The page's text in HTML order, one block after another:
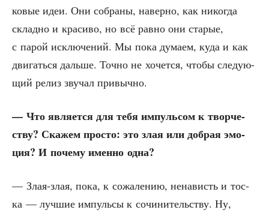
ко­вые идеи. Они собра­ны, навер­но, как нико­гда
склад­но и кра­си­во, но всё рав­но они ста­рые,
с парой исклю­че­ний. Мы пока дума­ем, куда и как
дви­гать­ся даль­ше. Точ­но не хочет­ся, что­бы сле­ду­ю­
щий релиз зву­чал привычно.
— Что явля­ет­ся для тебя импуль­сом к твор­че­
ству? Ска­жем про­сто: это злая или доб­рая эмо­
ция? И поче­му имен­но одна?
— Злая-злая, пока, к сожа­ле­нию, нена­висть и тос­
ка — луч­шие импуль­сы к сочи­ни­тель­ству. Ну,